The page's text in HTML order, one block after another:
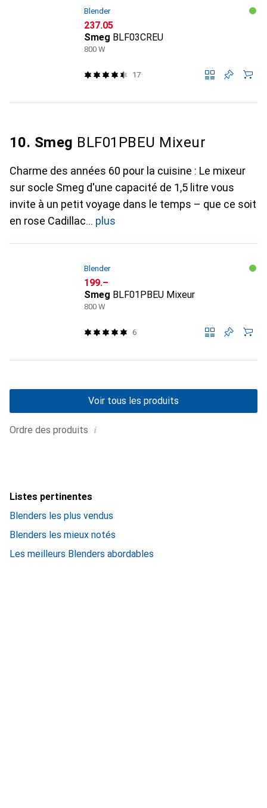
Blender
CHF
237.05
Smeg BLF03CREU
800 W
17
10. Smeg BLF01PBEU Mixeur
Charme des années 60 pour la cuisine : Le mixeur
sur socle Smeg d'une capacité de 1,5 litre vous
invite à un petit voyage dans le temps – que ce soit
en rose Cadillac
plus
Blender
CHF
199.–
Smeg BLF01PBEU Mixeur
800 W
6
Ordre des produits i
Voir tous les produits
Listes pertinentes
Blenders les plus vendus
Blenders les mieux notés
Les meilleurs Blenders abordables